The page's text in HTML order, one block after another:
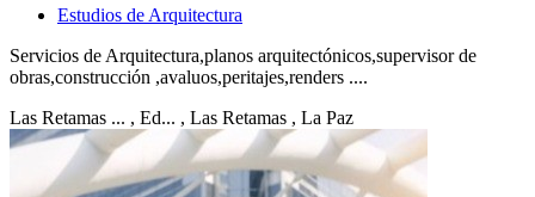
Estudios de Arquitectura
Servicios de Arquitectura,planos arquitectónicos,supervisor de
obras,construcción ,avaluos,peritajes,renders ....
Las Retamas ... , Ed... , Las Retamas , La Paz